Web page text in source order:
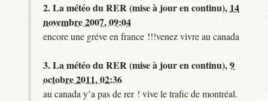
2.La météo du RER (mise à jour en continu), 14
novembre 2007, 09:04
encore une gréve en france !!!venez vivre au canada
3.La météo du RER (mise à jour en continu),9
octobre 2011, 02:36
au canada y’a pas de rer ! vive le trafic de montréal.